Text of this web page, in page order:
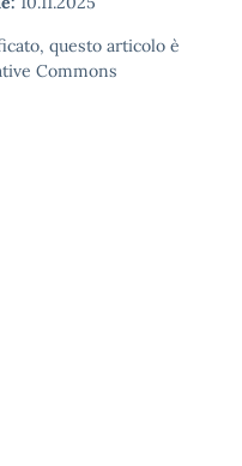
questo articolo è
Commons